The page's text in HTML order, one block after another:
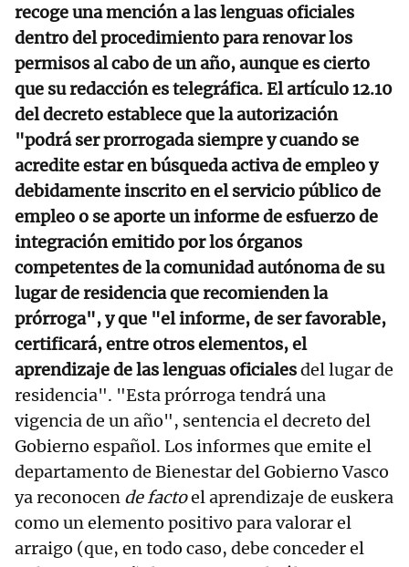
recoge una mención a las lenguas oficiales
dentro del procedimiento para renovar los
permisos al cabo de un año, aunque es cierto
que su redacción es telegráfica. El artículo 12.10
del decreto establece que la autorización
"podrá ser prorrogada siempre y cuando se
acredite estar en búsqueda activa de empleo y
debidamente inscrito en el servicio público de
empleo o se aporte un informe de esfuerzo de
integración emitido por los órganos
competentes de la comunidad autónoma de su
lugar de residencia que recomienden la
prórroga", y que "el informe, de ser favorable,
certificará, entre otros elementos, el
aprendizaje de las lenguas oficialesdel lugar de
residencia". "Esta prórroga tendrá una
vigencia de un año", sentencia el decreto del
Gobierno español. Los informes que emite el
departamento de Bienestar del Gobierno Vasco
ya reconocen de factoel aprendizaje de euskera
como un elemento positivo para valorar el
arraigo (que, en todo caso, debe conceder el